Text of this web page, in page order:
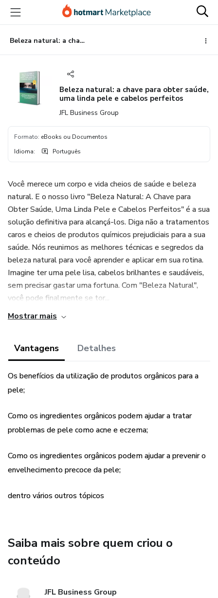
para
conteúdo
principal
para
pagamento
para
rodapé
Beleza natural: a chave para obter saúde, uma linda pele e cabelos perfeitos
Beleza natural: a chave para obter saúde,
uma linda pele e cabelos perfeitos
JFL Business Group
Formato: eBooks ou Documentos
Idioma: Português
Você merece um corpo e vida cheios de saúde e beleza
natural. E o nosso livro "Beleza Natural: A Chave para
Obter Saúde, Uma Linda Pele e Cabelos Perfeitos" é a sua
solução definitiva para alcançá-los. Diga não a tratamentos
caros e cheios de produtos químicos prejudiciais para a sua
saúde. Nós reunimos as melhores técnicas e segredos da
beleza natural para você aprender e aplicar em sua rotina.
Imagine ter uma pele lisa, cabelos brilhantes e saudáveis,
sem precisar gastar uma fortuna. Com "Beleza Natural",
você pode finalmente se tor...
Mostrar mais
Vantagens Detalhes
Os benefícios da utilização de produtos orgânicos para a
pele;
Como os ingredientes orgânicos podem ajudar a tratar
problemas de pele como acne e eczema;
Como os ingredientes orgânicos podem ajudar a prevenir o
envelhecimento precoce da pele;
dentro vários outros tópicos
Saiba mais sobre quem criou o
conteúdo
JFL Business Group